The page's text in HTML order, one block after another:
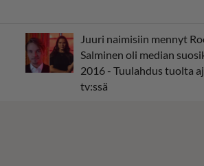
Juuri naimisiin mennyt
Salminen oli median
2016 - Tuulahdus tuolta
tv:ssä